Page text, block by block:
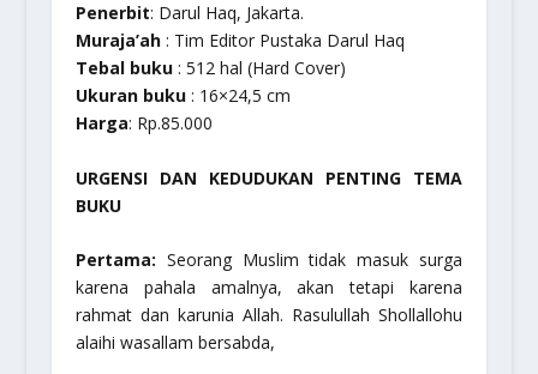
Penerbit: Darul Haq, Jakarta.
Muraja’ah : Tim Editor Pustaka Darul Haq
Tebal buku: 512 hal (Hard Cover)
Ukuran buku: 16×24,5 cm
Harga: Rp.85.000
URGENSI DAN KEDUDUKAN PENTING TEMA
BUKU
Pertama: Seorang Muslim tidak masuk surga
karena pahala amalnya, akan tetapi karena
rahmat dan karunia Allah. Rasulullah Shollallohu
alaihi wasallam bersabda,